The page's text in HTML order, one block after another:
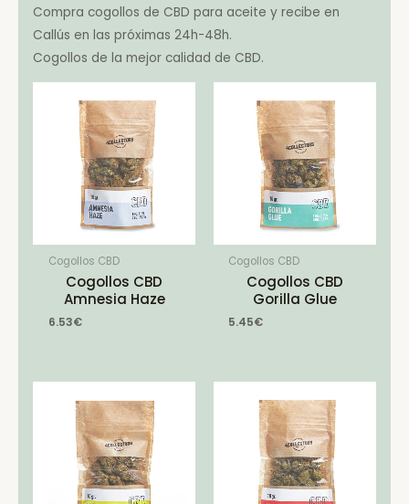
Compra cogollos de CBD para aceite y recibe en
Callús en las próximas 24h-48h.
Cogollos de la mejor calidad de CBD.
Cogollos CBD
Cogollos CBD
Amnesia Haze
6.53€
Cogollos CBD
Cogollos CBD
Gorilla Glue
5.45€